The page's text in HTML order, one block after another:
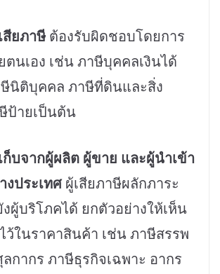
ยภาษี ต้องรับผิดชอบโดยการ
นเอง เช่น ภาษีบุคคลเงินได้
นิติบุคคล ภาษีที่ดินและสิ่ง
ป้ายเป็นต้น
บจากผู้ผลิต ผู้ขาย และผู้นำเข้า
งประเทศผู้เสียภาษีผลักภาระ
ผู้บริโภคได้ ยกตัวอย่างให้เห็น
ว้ในราคาสินค้า เช่น ภาษีสรรพ
กากร ภาษีธุรกิจเฉพาะ อากร